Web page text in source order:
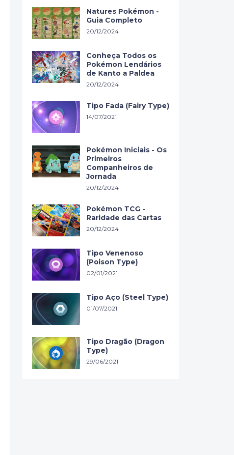
Natures Pokémon -
Guia Completo
20/12/2024
Conheça Todos os
Pokémon Lendários
de Kanto a Paldea
20/12/2024
Tipo Fada (Fairy Type)
14/07/2021
Pokémon Iniciais - Os
Primeiros
Companheiros de
Jornada
20/12/2024
Pokémon TCG -
Raridade das Cartas
20/12/2024
Tipo Venenoso
(Poison Type)
02/01/2021
Tipo Aço (Steel Type)
01/07/2021
Tipo Dragão (Dragon
Type)
29/06/2021